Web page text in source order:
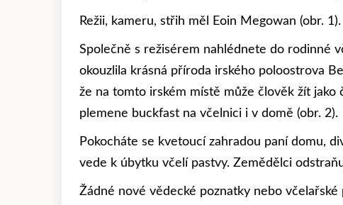
Režii, kameru, střih měl Eoin Megowan (obr. 1).
Společně s režisérem nahlédnete do rodinné
okouzlila krásná příroda irského poloostrova
že na tomto irském místě může člověk žít jako
plemene buckfast na včelnici i v domě (obr. 2).
Pokocháte se kvetoucí zahradou paní domu,
vede k úbytku včelí pastvy. Zemědělci
Žádné nové vědecké poznatky nebo